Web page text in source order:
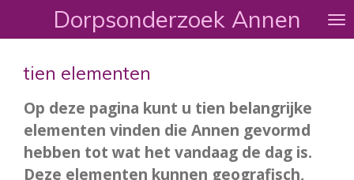
Dorpsonderzoek Annen
tien elementen
Op deze pagina kunt u tien belangrijke
elementen vinden die Annen gevormd
hebben tot wat het vandaag de dag is.
Deze elementen kunnen geografisch,